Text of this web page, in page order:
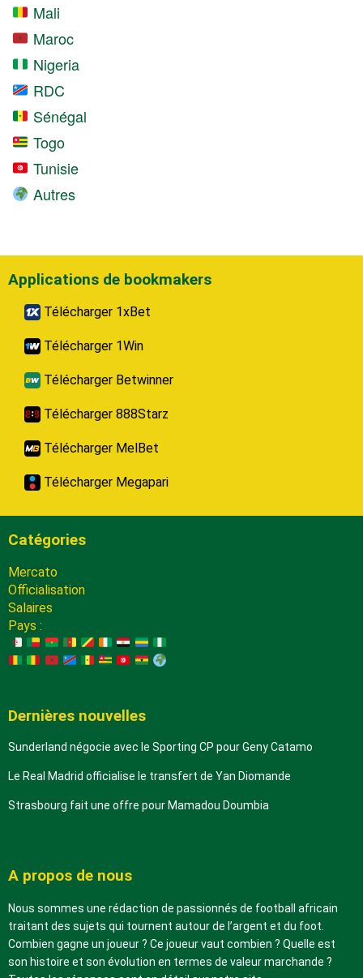
Mali
Maroc
Nigeria
RDC
Sénégal
Togo
Tunisie
Autres
Applications de bookmakers
Télécharger 1xBet
Télécharger 1Win
Télécharger Betwinner
Télécharger 888Starz
Télécharger MelBet
Télécharger Megapari
Catégories
Mercato
Officialisation
Salaires
Pays :
Dernières nouvelles
Sunderland négocie avec le Sporting CP pour Geny Catamo
Le Real Madrid officialise le transfert de Yan Diomande
Strasbourg fait une offre pour Mamadou Doumbia
A propos de nous
Nous sommes une rédaction de passionnés de football africain
traitant des sujets qui tournent autour de l’argent et du foot.
Combien gagne un joueur ? Ce joueur vaut combien ? Quelle est
son histoire et son évolution en termes de valeur marchande ?